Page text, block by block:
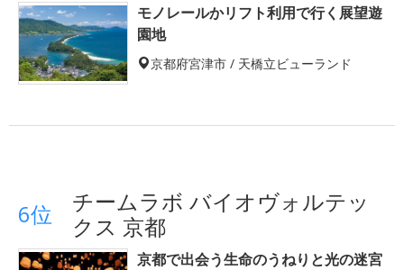
モノレールかリフト利用で行く展望遊
園地
京都府宮津市 / 天橋立ビューランド
6位
チームラボ バイオヴォルテッ
クス 京都
京都で出会う生命のうねりと光の迷宮